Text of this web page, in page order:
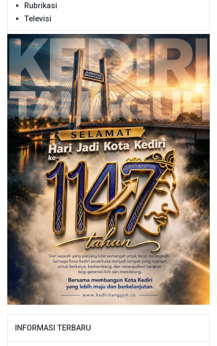
Rubrikasi
Televisi
INFORMASI TERBARU